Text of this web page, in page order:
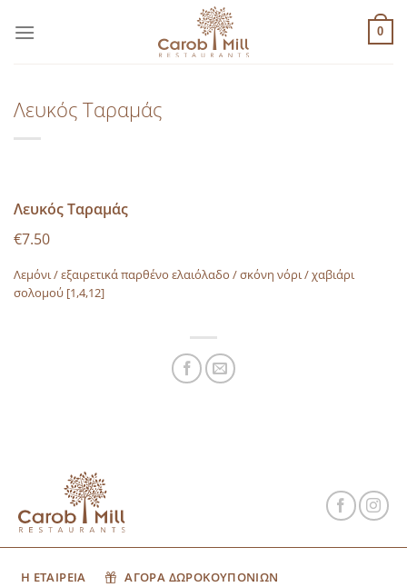
στο
0
Λευκός Ταραμάς
Λευκός Ταραμάς
€7.50
Λεµόνι / εξαιρετικά παρθένο ελαιόλαδο / σκόνη νόρι / χαβιάρι
σολοµού [1,4,12]
Η ΕΤΑΙΡΕΙΑ ΑΓΟΡΑ ΔΩΡΟΚΟΥΠΟΝΙΩΝ